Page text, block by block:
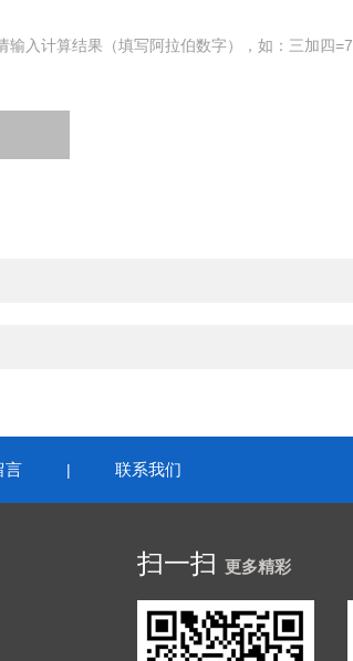
输入计算结果（填写阿拉伯数字），如：三加四=7
言 | 联系我们
扫一扫 更多精彩